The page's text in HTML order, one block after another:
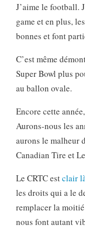
J’aime le football.
game et en plus,
bonnes et font
C’est même
Super Bowl plus
au ballon ovale.
Encore cette
Aurons-nous les
aurons le malheur
Canadian Tire et
Le CRTC estclair
les droits qui a le
remplacer la
nous font autant